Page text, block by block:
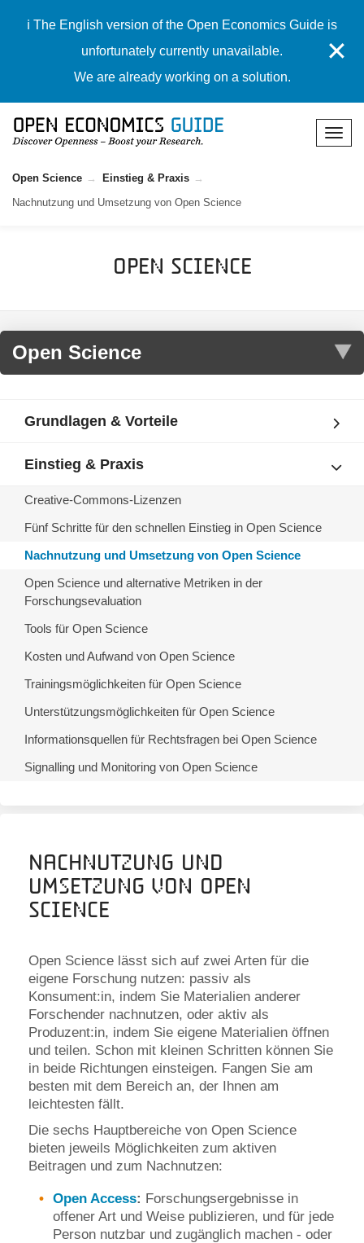
ℹ️ The English version of the Open Economics Guide is
unfortunately currently unavailable.
We are already working on a solution.
✕
Open Science
Einstieg & Praxis
Nachnutzung und Umsetzung von Open Science
Open Science
Grundlagen & Vorteile
Einstieg & Praxis
Creative-Commons-Lizenzen
Fünf Schritte für den schnellen Einstieg in Open Science
Nachnutzung und Umsetzung von Open Science
Open Science und alternative Metriken in der
Forschungsevaluation
Tools für Open Science
Kosten und Aufwand von Open Science
Trainingsmöglichkeiten für Open Science
Unterstützungsmöglichkeiten für Open Science
Informationsquellen für Rechtsfragen bei Open Science
Signalling und Monitoring von Open Science
Nachnutzung und
Umsetzung von Open
Science
Open Science lässt sich auf zwei Arten für die
eigene Forschung nutzen: passiv als
Konsument:in, indem Sie Materialien anderer
Forschender nachnutzen, oder aktiv als
Produzent:in, indem Sie eigene Materialien öffnen
und teilen. Schon mit kleinen Schritten können Sie
in beide Richtungen einsteigen. Fangen Sie am
besten mit dem Bereich an, der Ihnen am
leichtesten fällt.
Die sechs Hauptbereiche von Open Science
bieten jeweils Möglichkeiten zum aktiven
Beitragen und zum Nachnutzen:
Open Access: Forschungsergebnisse in
offener Art und Weise publizieren, und für jede
Person nutzbar und zugänglich machen - oder